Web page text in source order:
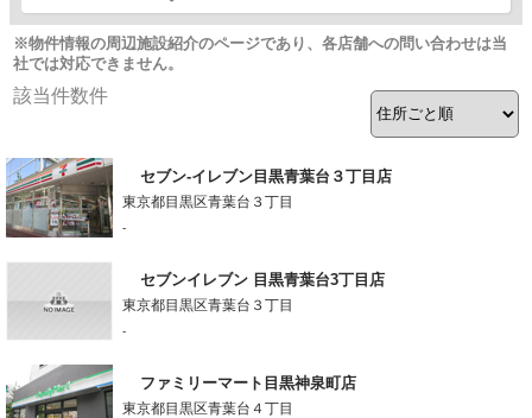
※物件情報の周辺施設紹介のページであり、各店舗への問い合わせは当
社では対応できません。
該当件数件
セブン-イレブン目黒青葉台３丁目店
東京都目黒区青葉台３丁目
-
セブンイレブン 目黒青葉台3丁目店
東京都目黒区青葉台３丁目
-
ファミリーマート目黒神泉町店
東京都目黒区青葉台４丁目